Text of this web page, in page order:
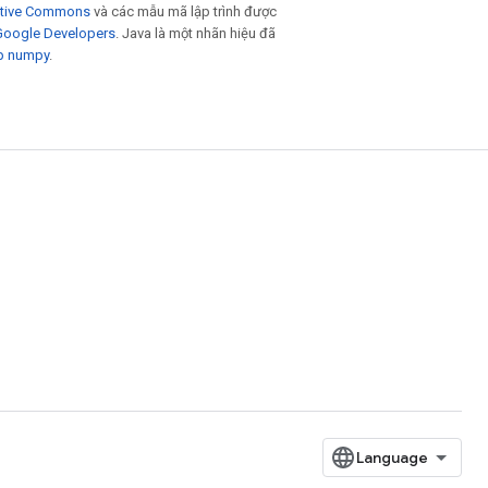
Commons và các mẫu mã lập trình được
Developers . Java là một nhãn hiệu đã
numpy.